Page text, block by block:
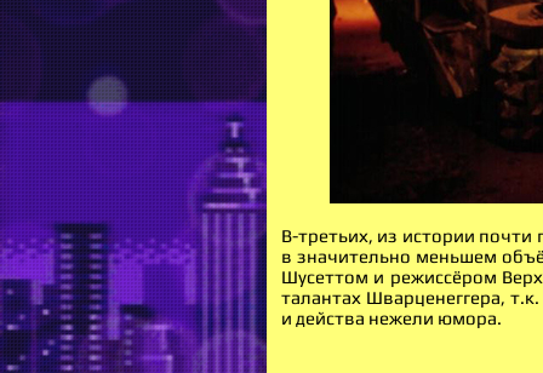
В-третьих, из истории
в значительно меньшем
Шусеттом и режиссёром
талантах Шварценеггера,
и действа нежели юмора.